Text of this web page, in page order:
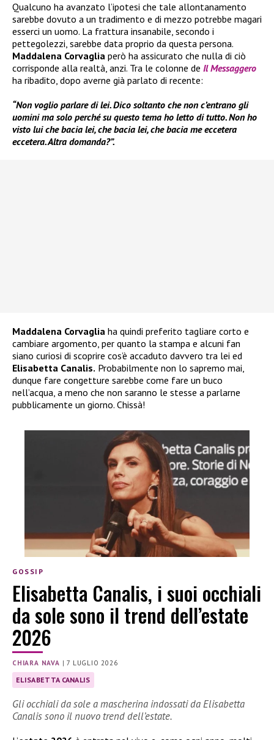
Qualcuno ha avanzato l’ipotesi che tale allontanamento
sarebbe dovuto a un tradimento e di mezzo potrebbe magari
esserci un uomo. La frattura insanabile, secondo i
pettegolezzi, sarebbe data proprio da questa persona.
Maddalena Corvaglia però ha assicurato che nulla di ciò
corrisponde alla realtà, anzi. Tra le colonne de Il Messaggero
ha ribadito, dopo averne già parlato di recente:
“Non voglio parlare di lei. Dico soltanto che non c’entrano gli
uomini ma solo perché su questo tema ho letto di tutto. Non ho
visto lui che bacia lei, che bacia lei, che bacia me eccetera
eccetera. Altra domanda?”.
Maddalena Corvaglia ha quindi preferito tagliare corto e
cambiare argomento, per quanto la stampa e alcuni fan
siano curiosi di scoprire cos’è accaduto davvero tra lei ed
Elisabetta Canalis. Probabilmente non lo sapremo mai,
dunque fare congetture sarebbe come fare un buco
nell’acqua, a meno che non saranno le stesse a parlarne
pubblicamente un giorno. Chissà!
GOSSIP
Elisabetta Canalis, i suoi occhiali
da sole sono il trend dell’estate
2026
CHIARA NAVA |7 LUGLIO 2026
ELISABETTA CANALIS
Gli occhiali da sole a mascherina indossati da Elisabetta
Canalis sono il nuovo trend dell’estate.